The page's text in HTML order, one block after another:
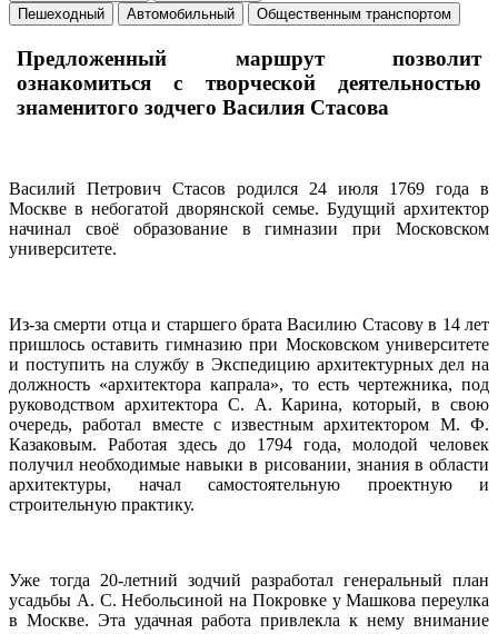
Пешеходный Автомобильный Общественным транспортом
Предложенный маршрут позволит
ознакомиться с творческой деятельностью
знаменитого зодчего Василия Стасова
Василий Петрович Стасов родился 24 июля 1769 года в
Москве в небогатой дворянской семье. Будущий архитектор
начинал своё образование в гимназии при Московском
университете.
Из-за смерти отца и старшего брата Василию Стасову в 14 лет
пришлось оставить гимназию при Московском университете
и поступить на службу в Экспедицию архитектурных дел на
должность «архитектора капрала», то есть чертежника, под
руководством архитектора С. А. Карина, который, в свою
очередь, работал вместе с известным архитектором М. Ф.
Казаковым. Работая здесь до 1794 года, молодой человек
получил необходимые навыки в рисовании, знания в области
архитектуры, начал самостоятельную проектную и
строительную практику.
Уже тогда 20-летний зодчий разработал генеральный план
усадьбы А. С. Небольсиной на Покровке у Машкова переулка
в Москве. Эта удачная работа привлекла к нему внимание